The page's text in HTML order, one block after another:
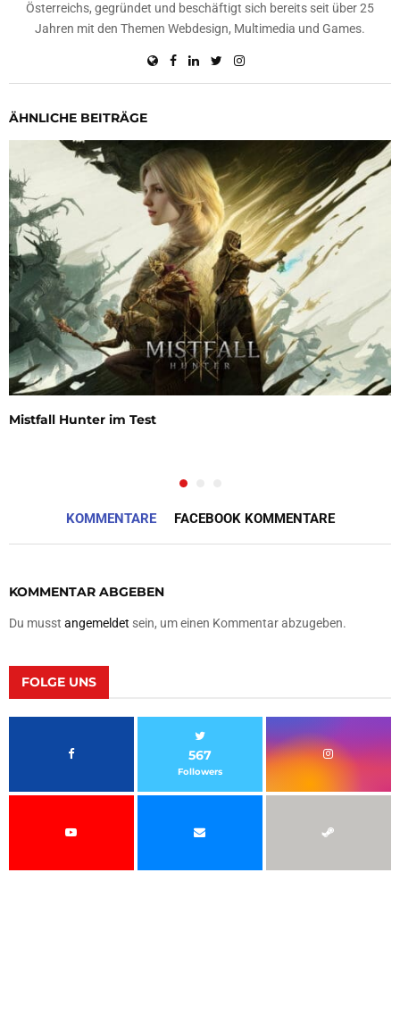
Österreichs, gegründet und beschäftigt sich bereits seit über 25
Jahren mit den Themen Webdesign, Multimedia und Games.
ÄHNLICHE BEITRÄGE
Mistfall Hunter im Test
KOMMENTARE FACEBOOK KOMMENTARE
KOMMENTAR ABGEBEN
Du musst angemeldet sein, um einen Kommentar abzugeben.
FOLGE UNS
567
Followers